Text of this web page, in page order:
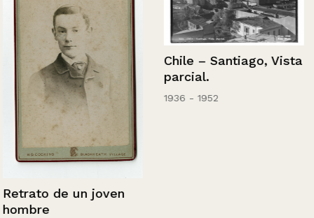
Retrato de un joven
hombre
Chile – Santiago, Vista
parcial.
1936 - 1952